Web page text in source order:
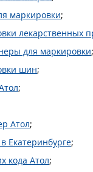
маркировки;
лекарственных
для маркировки;
шин;
;
Атол;
Екатеринбурге;
кода Атол;